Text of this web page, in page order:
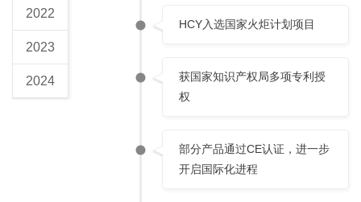
2022
2023
2024
HCY入选国家火炬计划项目
获国家知识产权局多项专利授
权
部分产品通过CE认证，进一步
开启国际化进程